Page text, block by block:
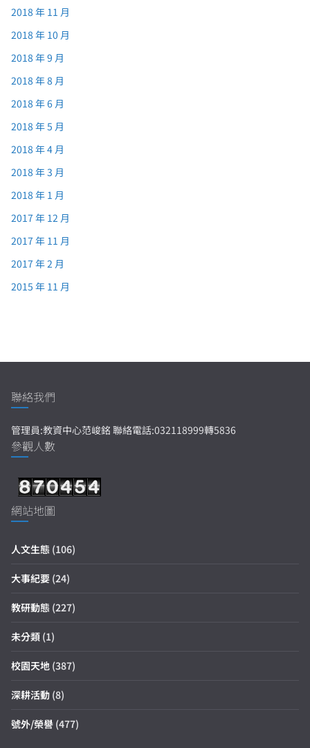
2018 年 11 月
2018 年 10 月
2018 年 9 月
2018 年 8 月
2018 年 6 月
2018 年 5 月
2018 年 4 月
2018 年 3 月
2018 年 1 月
2017 年 12 月
2017 年 11 月
2017 年 2 月
2015 年 11 月
聯絡我們
管理員:教資中心范峻銘 聯絡電話:032118999轉5836
參觀人數
網站地圖
人文生態 (106)
大事紀要 (24)
教研動態 (227)
未分類 (1)
校園天地 (387)
深耕活動 (8)
號外/榮譽 (477)